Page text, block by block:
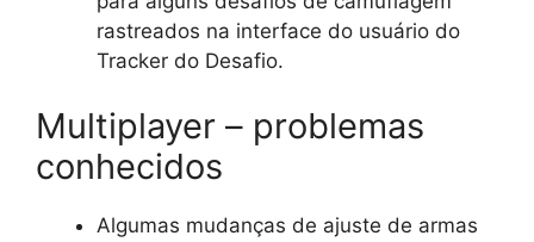
rastreados na interface do usuário do
Tracker do Desafio.
Multiplayer – problemas
conhecidos
Algumas mudanças de ajuste de armas